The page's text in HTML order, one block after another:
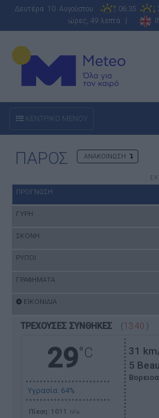
Δευτέρα 10 Αυγούστου 06:35
ώρες, 49 λεπτά |
ΚΕΝΤΡΙΚΟ ΜΕΝΟΥ
ΠΑΡΟΣ ΑΝΑΚΟΙΝΩΣΗ
ΠΡΟΓΝΩΣΗ
ΓΥΡΗ
ΣΚΟΝΗ
ΡΥΠΟΙ
ΓΡΑΦΗΜΑΤΑ
ΕΙΚΟΝΙΔΙΑ
ΤΡΕΧΟΥΣΕΣ ΣΥΝΘΗΚΕΣ (13:40 )
29°C
Υγρασία: 64%
Πίεση: 1011 hPa
31
5